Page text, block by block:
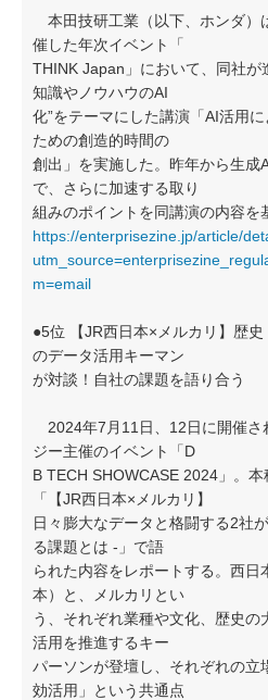
本田技研工業（以下、ホンダ）
催した年次イベント「
THINK Japan」において、同社が
知識やノウハウのAI
化”をテーマにした講演「AI活用
ための創造的時間の
創出」を実施した。昨年から生成
で、さらに加速する取り
組みのポイントを同講演の内容を
https://enterprisezine.jp/article/
m=email
●5位 【JR西日本×メルカリ】歴
のデータ活用キーマン
が対談！自社の課題を語り合う
2024年7月11日、12日に開催さ
ジー主催のイベント「D
B TECH SHOWCASE 2024」。
「【JR西日本×メルカリ】
日々膨大なデータと格闘する2社
る課題とは ‐」で語
られた内容をレポートする。西日
本）と、メルカリとい
う、それぞれ業種や文化、歴史の
活用を推進するキー
パーソンが登壇し、それぞれの立
効活用」という共通点